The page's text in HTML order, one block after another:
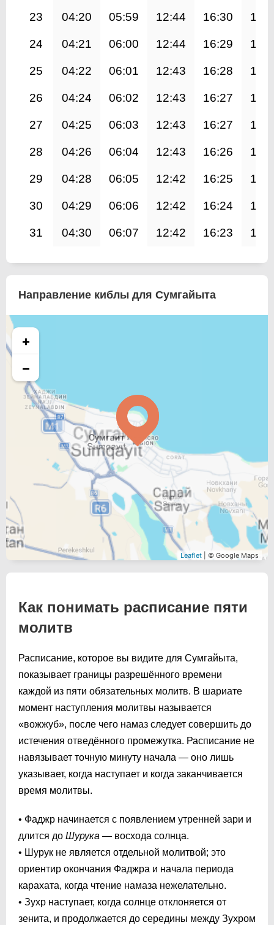
23 04:20 05:59 12:44 16:30
24 04:21 06:00 12:44 16:29
25 04:22 06:01 12:43 16:28
26 04:24 06:02 12:43 16:27
27 04:25 06:03 12:43 16:27
28 04:26 06:04 12:43 16:26
29 04:28 06:05 12:42 16:25
30 04:29 06:06 12:42 16:24
31 04:30 06:07 12:42 16:23
Направление киблы для Сумгайыта
+
−
Leaflet | © Google Maps
Как понимать расписание пяти
молитв
Расписание, которое вы видите для Сумгайыта,
показывает границы разрешённого времени
каждой из пяти обязательных молитв. В шариате
момент наступления молитвы называется
«вожжуб», после чего намаз следует совершить до
истечения отведённого промежутка. Расписание не
навязывает точную минуту начала — оно лишь
указывает, когда наступает и когда заканчивается
время молитвы.
• Фаджр начинается с появлением утренней зари и
длится до Шурука — восхода солнца.
• Шурук не является отдельной молитвой; это
ориентир окончания Фаджра и начала периода
карахата, когда чтение намаза нежелательно.
• Зухр наступает, когда солнце отклоняется от
зенита, и продолжается до середины между Зухром